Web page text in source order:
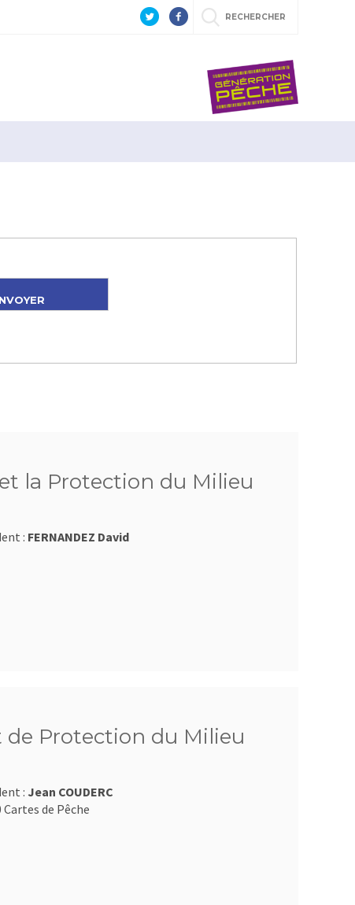
RECHERCHER
la Protection du Milieu
: FERNANDEZ David
de Protection du Milieu
: Jean COUDERC
Cartes de Pêche